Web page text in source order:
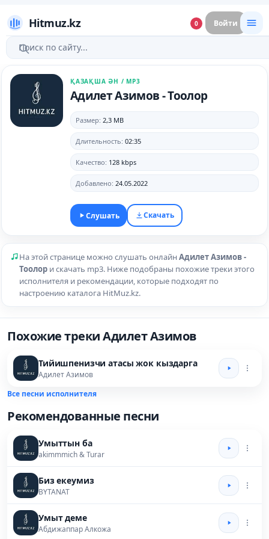
Hitmuz.kz 0 Войти
ҚАЗАҚША ӘН / MP3
Адилет Азимов - Тоолор
Размер: 2,3 MB
Длительность: 02:35
Качество: 128 kbps
Добавлено: 24.05.2022
Слушать Скачать
На этой странице можно слушать онлайнАдилет Азимов -
Тоолори скачать mp3. Ниже подобраны похожие треки этого
исполнителя и рекомендации, которые подходят по
настроению каталога HitMuz.kz.
Похожие треки Адилет Азимов
Тийишпенизчи атасы жок кыздарга
Адилет Азимов
Все песни исполнителя
Рекомендованные песни
Умыттын ба
akimmmich & Turar
Биз екеумиз
BYTANAT
Умыт деме
Абдижаппар Алкожа